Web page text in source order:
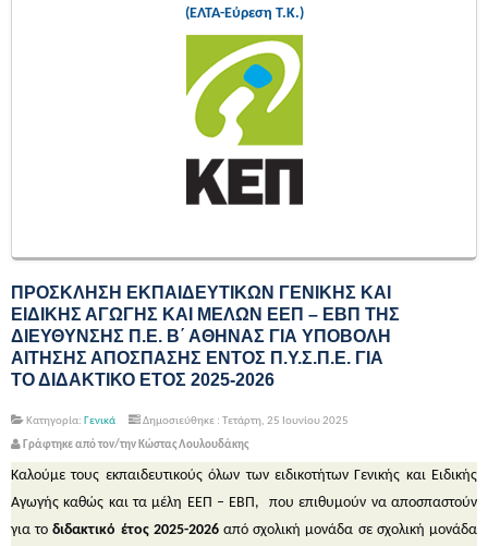
(ΕΛΤΑ-Εύρεση Τ.Κ.)
ΠΡΟΣΚΛΗΣΗ ΕΚΠΑΙΔΕΥΤΙΚΩΝ ΓΕΝΙΚΗΣ ΚΑΙ
ΕΙΔΙΚΗΣ ΑΓΩΓΗΣ ΚΑΙ ΜΕΛΩΝ ΕΕΠ – ΕΒΠ ΤΗΣ
ΔΙΕΥΘΥΝΣΗΣ Π.Ε. Β΄ ΑΘΗΝΑΣ ΓΙΑ ΥΠΟΒΟΛΗ
ΑΙΤΗΣΗΣ ΑΠΟΣΠΑΣΗΣ ΕΝΤΟΣ Π.Υ.Σ.Π.Ε. ΓΙΑ
ΤΟ ΔΙΔΑΚΤΙΚΟ ΕΤΟΣ 2025-2026
Κατηγορία: Γενικά
Δημοσιεύθηκε : Τετάρτη, 25 Ιουνίου 2025
Γράφτηκε από τον/την Κώστας Λουλουδάκης
Καλούμε τους εκπαιδευτικούς όλων των ειδικοτήτων Γενικής και Ειδικής
Αγωγής καθώς και τα μέλη ΕΕΠ – ΕΒΠ, που επιθυμούν να αποσπαστούν
για τοδιδακτικό έτος 2025-2026από σχολική μονάδα σε σχολική μονάδα